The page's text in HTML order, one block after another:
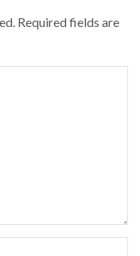
Required fields are